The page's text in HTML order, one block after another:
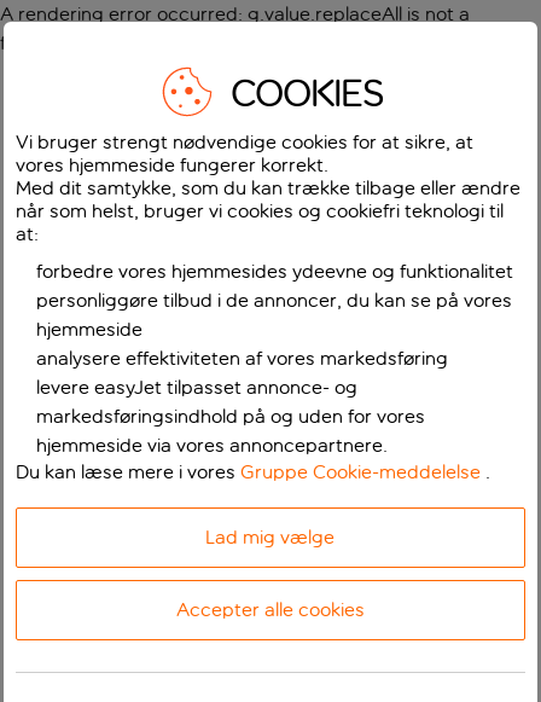
A rendering error occurred: g.value.replaceAll is not a
function
COOKIES
Vi bruger strengt nødvendige cookies for at sikre, at
vores hjemmeside fungerer korrekt.
Med dit samtykke, som du kan trække tilbage eller ændre
når som helst, bruger vi cookies og cookiefri teknologi til
at:
forbedre vores hjemmesides ydeevne og funktionalitet
personliggøre tilbud i de annoncer, du kan se på vores
hjemmeside
analysere effektiviteten af vores markedsføring
levere easyJet tilpasset annonce- og
markedsføringsindhold på og uden for vores
hjemmeside via vores annoncepartnere.
Du kan læse mere i voresGruppe Cookie-meddelelse .
Lad mig vælge
Accepter alle cookies